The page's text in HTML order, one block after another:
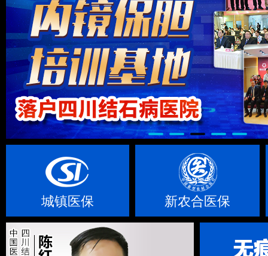
城镇医保 新农合医保